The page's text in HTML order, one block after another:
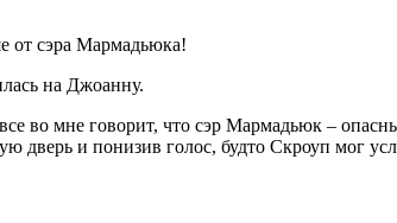
от сэра Мармадьюка!
на Джоанну.
во мне говорит, что сэр Мармадьюк –
дверь и понизив голос, будто Скроуп мог